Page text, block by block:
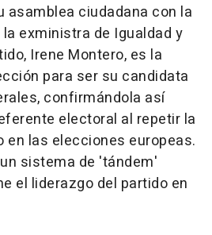
asamblea ciudadana con la
exministra de Igualdad y
Irene Montero, es la
para ser su candidata
confirmándola así
electoral al repetir la
en las elecciones europeas.
sistema de 'tándem'
el liderazgo del partido en